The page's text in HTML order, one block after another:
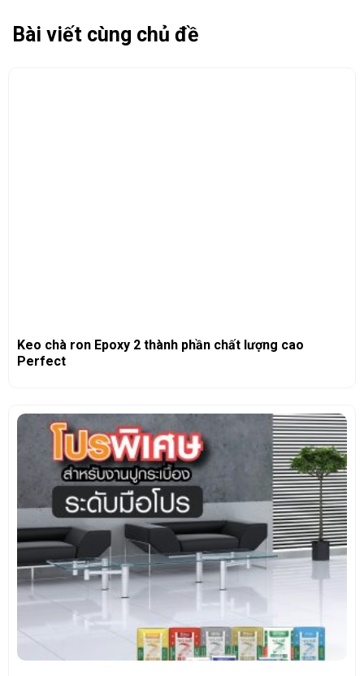
Bài viết cùng chủ đề
Keo chà ron Epoxy 2 thành phần chất lượng cao
Perfect